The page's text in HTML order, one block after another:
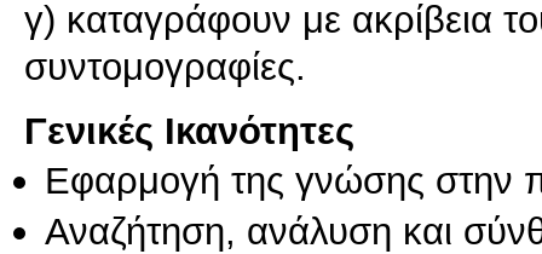
γ) καταγράφουν με ακρίβεια
συντομογραφίες.
Γενικές Ικανότητες
Εφαρμογή της γνώσης στην
Αναζήτηση, ανάλυση και